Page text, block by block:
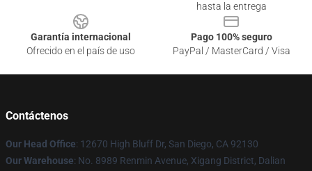
hasta la entrega
Garantía internacional
Ofrecido en el país de uso
Pago 100% seguro
PayPal / MasterCard / Visa
Contáctenos
Our Head Office: 12670 High Bluff Dr, San Diego, CA 92130
Our Warehouse: No. 8989 Renmin Avenue, Xigang District, Dalian